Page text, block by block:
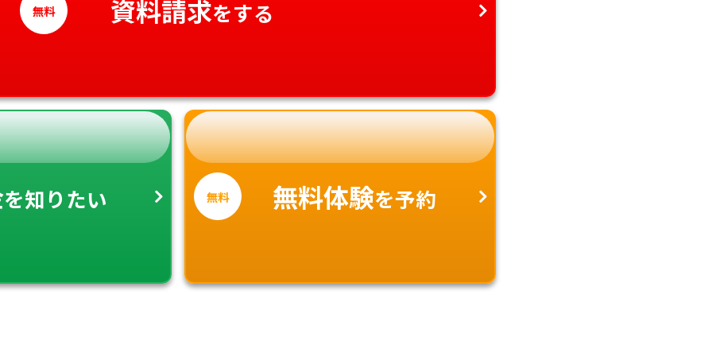
無料 資料請求をする
を知りたい 無料 無料体験を予約